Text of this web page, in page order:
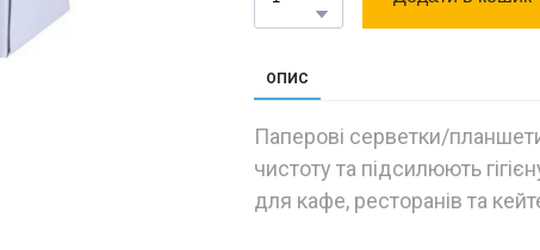
ОПИС
Паперові серветки/
чистоту та підсилюють
для кафе, ресторанів та